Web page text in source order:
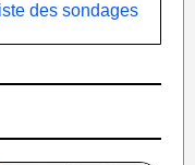
des sondages